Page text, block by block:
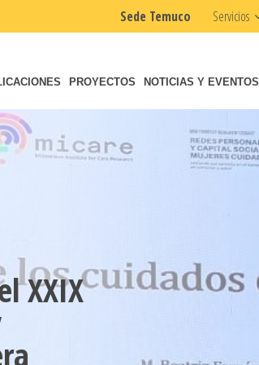
Sede Temuco Servicios
PROYECTOS NOTICIAS Y EVENTOS
XXIX